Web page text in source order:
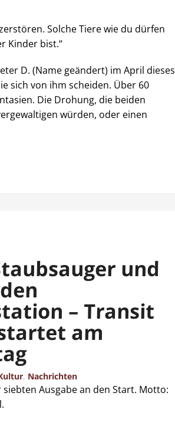
Solche Tiere wie du dürfen
Kinder bist.“
D. (Name geändert) im April dieses
sich von ihm scheiden. Über 60
Die Drohung, die beiden
würden, oder einen
und
– Transit
am
, Nachrichten
Ausgabe an den Start. Motto: